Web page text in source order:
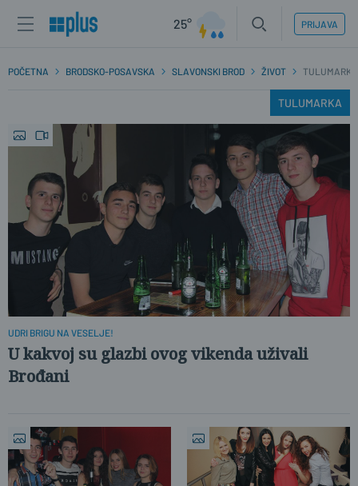
25° PRIJAVA
POČETNA BRODSKO-POSAVSKA SLAVONSKI BROD ŽIVOT TULUMARKA
TULUMARKA
UDRI BRIGU NA VESELJE!
U kakvoj su glazbi ovog vikenda uživali
Brođani